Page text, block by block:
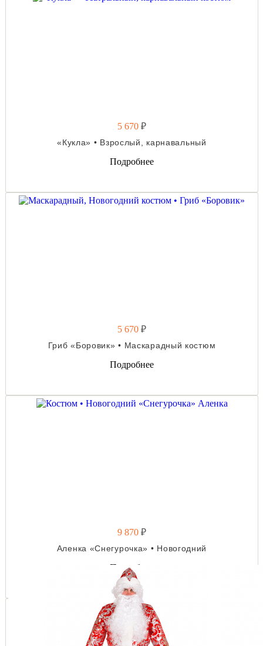
5 670 ₽
«Кукла» • Взрослый, карнавальный
Подробнее
5 670 ₽
Гриб «Боровик» • Маскарадный костюм
Подробнее
9 870 ₽
Аленка «Снегурочка» • Новогодний
Подробнее